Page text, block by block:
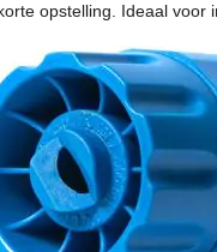
opstelling. Ideaal voor